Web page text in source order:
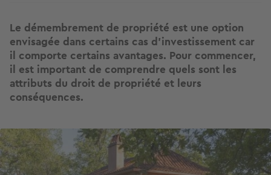
Le démembrement de propriété est une option
envisagée dans certains cas d’investissement car
il comporte certains avantages. Pour commencer,
il est important de comprendre quels sont les
attributs du droit de propriété et leurs
conséquences.
Image